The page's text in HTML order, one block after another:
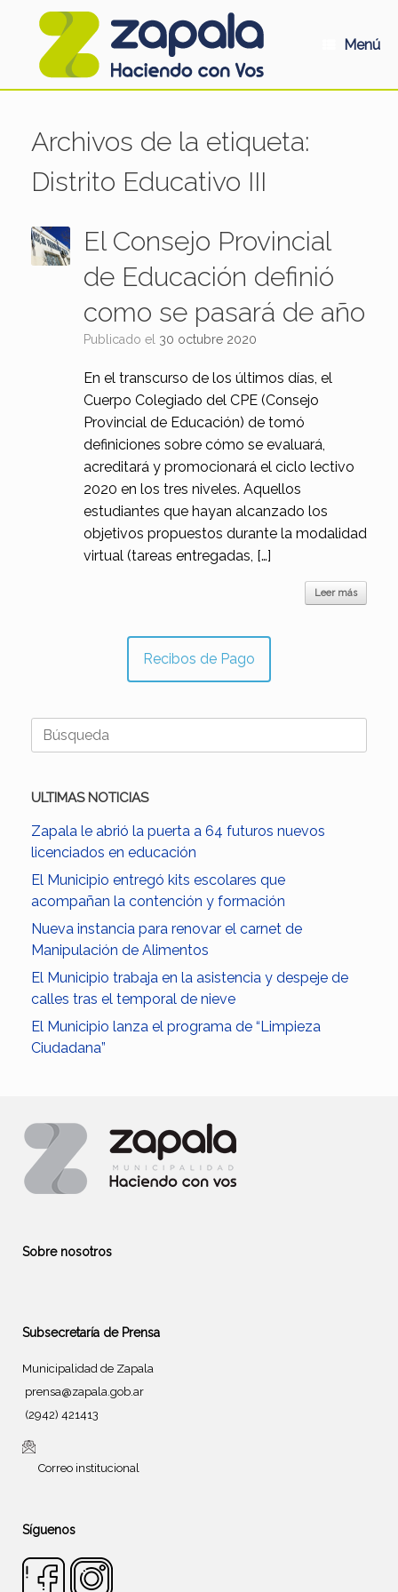
Menú
Archivos de la etiqueta:
Distrito Educativo III
El Consejo Provincial
de Educación definió
como se pasará de año
Publicado el 30 octubre 2020
En el transcurso de los últimos días, el
Cuerpo Colegiado del CPE (Consejo
Provincial de Educación) de tomó
definiciones sobre cómo se evaluará,
acreditará y promocionará el ciclo lectivo
2020 en los tres niveles. Aquellos
estudiantes que hayan alcanzado los
objetivos propuestos durante la modalidad
virtual (tareas entregadas, […]
Leer más
Recibos de Pago
Buscar:
ULTIMAS NOTICIAS
Zapala le abrió la puerta a 64 futuros nuevos
licenciados en educación
El Municipio entregó kits escolares que
acompañan la contención y formación
Nueva instancia para renovar el carnet de
Manipulación de Alimentos
El Municipio trabaja en la asistencia y despeje de
calles tras el temporal de nieve
El Municipio lanza el programa de “Limpieza
Ciudadana”
Sobre nosotros
Subsecretaría de Prensa
Municipalidad de Zapala
prensa@zapala.gob.ar
(2942) 421413
Correo institucional
Síguenos